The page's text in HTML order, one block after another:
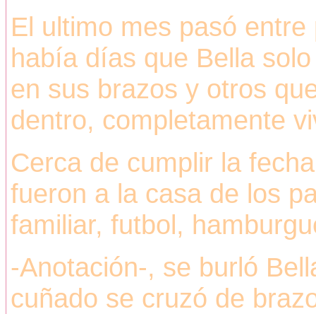
El ultimo mes pasó
había días que Bella
en sus brazos y otros
dentro, completamente
Cerca de cumplir la
fueron a la casa de los
familiar, futbol,
-Anotación-, se burló
cuñado se cruzó de